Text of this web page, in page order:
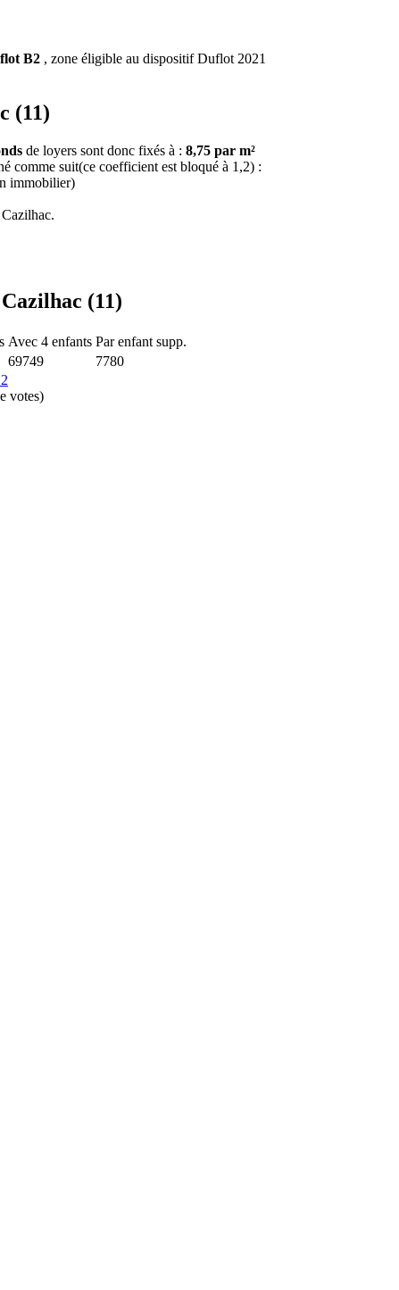
B2 , zone éligible au dispositif Duflot 2021
(11)
de loyers sont donc fixés à : 8,75 par m²
comme suit(ce coefficient est bloqué à 1,2) :
immobilier)
(11)
Avec 4 enfants Par enfant supp.
69749
7780
votes)